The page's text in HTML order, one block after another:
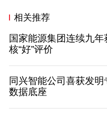
相关推荐
国家能源集团连续九
核“好”评价
同兴智能公司喜获发
数据底座